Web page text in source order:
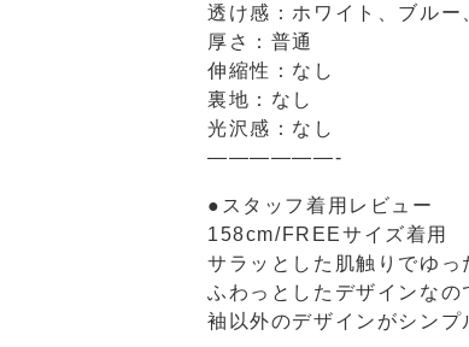
透け感：ホワイト、ブルー
厚さ：普通
伸縮性：なし
裏地：なし
光沢感：なし
——————-
●スタッフ着用レビュー
158cm/FREEサイズ着用
サラッとした肌触りでゆっ
ふわっとしたデザインなの
袖以外のデザインがシン